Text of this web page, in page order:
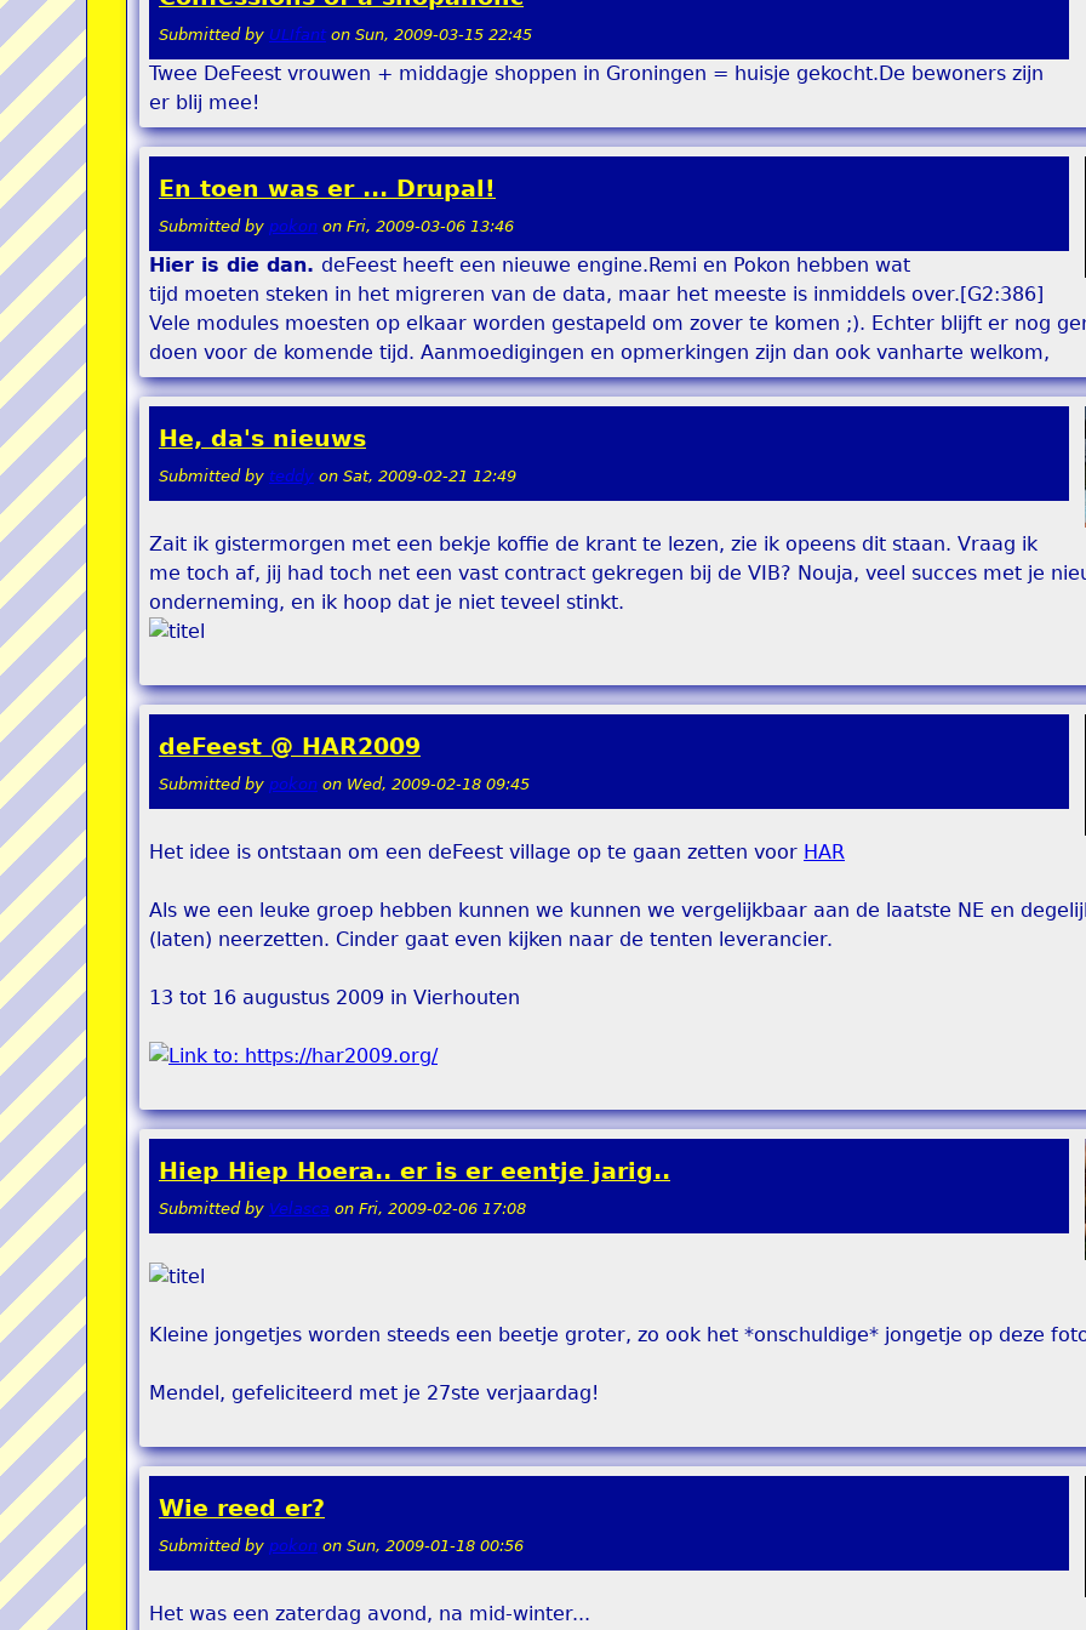
Submitted by ULIfanton Sun, 2009-03-15 22:45
Twee DeFeest vrouwen + middagje shoppen in Groningen = huisje gekocht.De bewoners zijn
er blij mee!
En toen was er ... Drupal!
Submitted by pokon on Fri, 2009-03-06 13:46
Hier is die dan. deFeest heeft een nieuwe engine.Remi en Pokon hebben wat
tijd moeten steken in het migreren van de data, maar het meeste is inmiddels over.[G2:386]
Vele modules moesten op elkaar worden gestapeld om zover te komen ;). Echter blijft er nog
doen voor de komende tijd. Aanmoedigingen en opmerkingen zijn dan ook vanharte welkom,
He, da's nieuws
Submitted by teddy on Sat, 2009-02-21 12:49
Zait ik gistermorgen met een bekje koffie de krant te lezen, zie ik opeens dit staan. Vraag ik
me toch af, jij had toch net een vast contract gekregen bij de VIB? Nouja, veel succes met je
onderneming, en ik hoop dat je niet teveel stinkt.
deFeest @ HAR2009
Submitted by pokon on Wed, 2009-02-18 09:45
Het idee is ontstaan om een deFeest village op te gaan zetten voor HAR
Als we een leuke groep hebben kunnen we kunnen we vergelijkbaar aan de laatste NE en
(laten) neerzetten. Cinder gaat even kijken naar de tenten leverancier.
13 tot 16 augustus 2009 in Vierhouten
Hiep Hiep Hoera.. er is er eentje jarig..
Submitted by Velasca on Fri, 2009-02-06 17:08
Kleine jongetjes worden steeds een beetje groter, zo ook het *onschuldige* jongetje op deze
Mendel, gefeliciteerd met je 27ste verjaardag!
Wie reed er?
Submitted by pokon on Sun, 2009-01-18 00:56
Het was een zaterdag avond, na mid-winter...